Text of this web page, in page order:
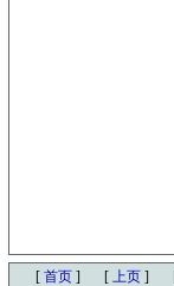
[ 首页 ] [ 上页 ]